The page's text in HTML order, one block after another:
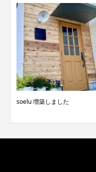
soelu 増築しました